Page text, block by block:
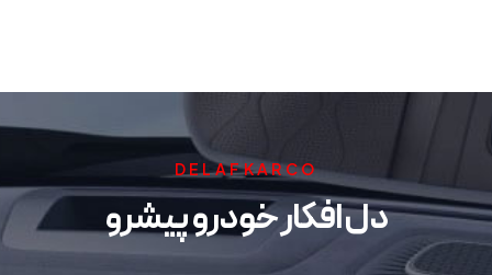
DELAFKARCO
دل افکار خودرو پیشرو